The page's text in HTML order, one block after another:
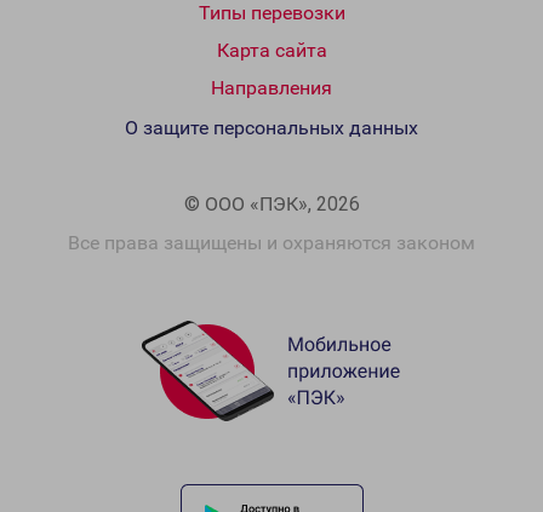
Типы перевозки
Карта сайта
Направления
© ООО «ПЭК», 2026
Все права защищены и охраняются законом
О защите персональных данных